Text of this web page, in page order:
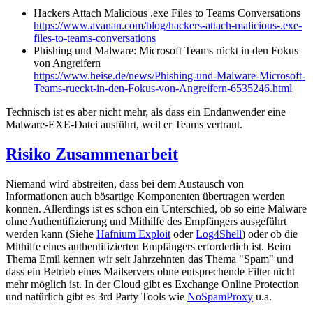
Hackers Attach Malicious .exe Files to Teams Conversations
https://www.avanan.com/blog/hackers-attach-malicious-.exe-
files-to-teams-conversations
Phishing und Malware: Microsoft Teams rückt in den Fokus
von Angreifern
https://www.heise.de/news/Phishing-und-Malware-Microsoft-
Teams-rueckt-in-den-Fokus-von-Angreifern-6535246.html
Technisch ist es aber nicht mehr, als dass ein Endanwender eine
Malware-EXE-Datei ausführt, weil er Teams vertraut.
Risiko Zusammenarbeit
Niemand wird abstreiten, dass bei dem Austausch von
Informationen auch bösartige Komponenten übertragen werden
können. Allerdings ist es schon ein Unterschied, ob so eine Malware
ohne Authentifizierung und Mithilfe des Empfängers ausgeführt
werden kann (Siehe Hafnium Exploit oderLog4Shell) oder ob die
Mithilfe eines authentifizierten Empfängers erforderlich ist. Beim
Thema Emil kennen wir seit Jahrzehnten das Thema "Spam" und
dass ein Betrieb eines Mailservers ohne entsprechende Filter nicht
mehr möglich ist. In der Cloud gibt es Exchange Online Protection
und natürlich gibt es 3rd Party Tools wie NoSpamProxy u.a.